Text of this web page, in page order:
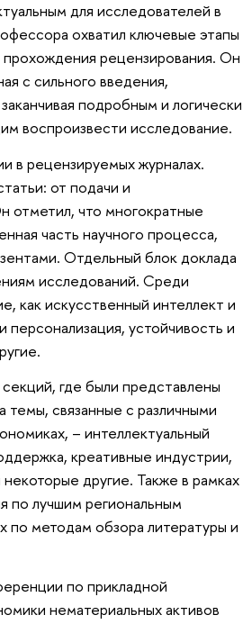
для исследователей в
охватил ключевые этапы
рецензирования. Он
с сильного введения,
подробным и логически
воспроизвести исследование.
в рецензируемых журналах.
от подачи и
отметил, что многократные
часть научного процесса,
Отдельный блок доклада
исследований. Среди
как искусственный интеллект и
устойчивость и
где были представлены
связанные с различными
– интеллектуальный
креативные индустрии,
другие. Также в рамках
по лучшим региональным
по методам обзора литературы и
по прикладной
нематериальных активов